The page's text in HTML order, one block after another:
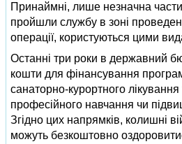
Принаймні, лише незначна
пройшли службу в зоні
операції, користуються цими
Останні три роки в державний
кошти для фінансування
санаторно-курортного лікування
професійного навчання чи
Згідно цих напрямків, колишні
можуть безкоштовно